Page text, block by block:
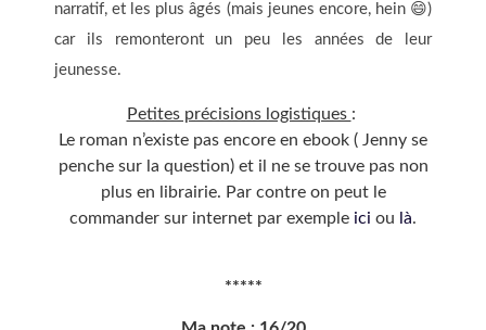
narratif, et les plus âgés (mais jeunes encore, hein 😄)
car ils remonteront un peu les années de leur
jeunesse.
Petites précisions logistiques :
Le roman n’existe pas encore en ebook ( Jenny se
penche sur la question) et il ne se trouve pas non
plus en librairie. Par contre on peut le
commander sur internet par exemple ici ou là.
*****